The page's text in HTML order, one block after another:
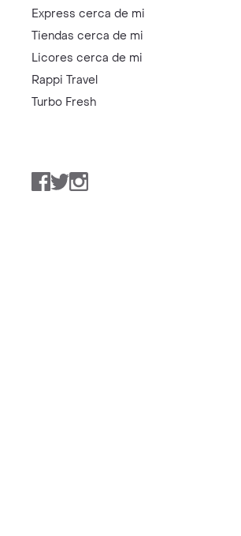
Express cerca de mi
Tiendas cerca de mi
Licores cerca de mi
Rappi Travel
Turbo Fresh
Facebook
TwitterInstagram